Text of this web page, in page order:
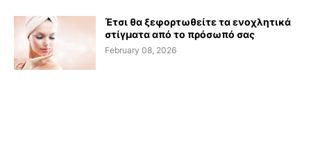
Έτσι θα ξεφορτωθείτε τα ενοχλητικά
στίγματα από το πρόσωπό σας
February 08, 2026